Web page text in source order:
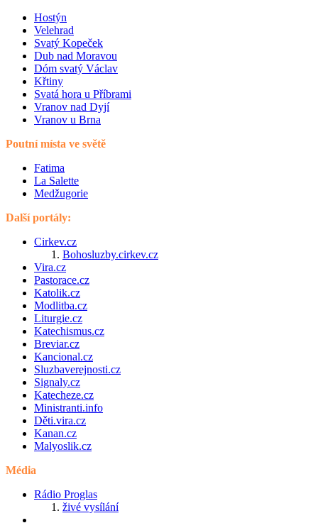
Hostýn
Velehrad
Svatý Kopeček
Dub nad Moravou
Dóm svatý Václav
Křtiny
Svatá hora u Příbrami
Vranov nad Dyjí
Vranov u Brna
Poutní místa ve světě
Fatima
La Salette
Medžugorie
Další portály:
Cirkev.cz
Bohosluzby.cirkev.cz
Vira.cz
Pastorace.cz
Katolik.cz
Modlitba.cz
Liturgie.cz
Katechismus.cz
Breviar.cz
Kancional.cz
Sluzbaverejnosti.cz
Signaly.cz
Katecheze.cz
Ministranti.info
Děti.vira.cz
Kanan.cz
Malyoslik.cz
Média
Rádio Proglas
živé vysílání